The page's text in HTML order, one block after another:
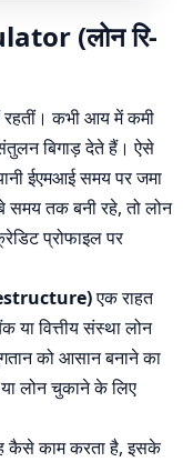
(लोन रि-
रहतीं। कभी आय में कमी
बिगाड़ देते हैं। ऐसे
ईएमआई समय पर जमा
समय तक बनी रहे, तो लोन
प्रोफाइल पर
एक राहत
वित्तीय संस्था लोन
को आसान बनाने का
लोन चुकाने के लिए
कैसे काम करता है, इसके